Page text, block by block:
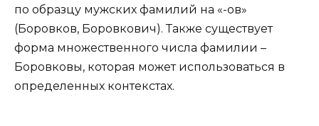
по образцу мужских фамилий на «-ов»
(Боровков, Боровкович). Также существует
форма множественного числа фамилии –
Боровковы, которая может использоваться в
определенных контекстах.